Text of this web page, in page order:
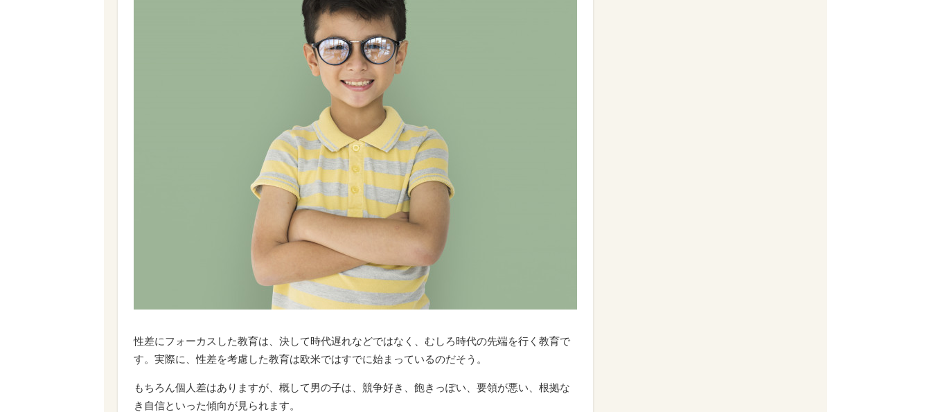
性差にフォーカスした教育は、決して時代遅れなどではなく、むしろ時代の先端を行く教育で
す。実際に、性差を考慮した教育は欧米ではすでに始まっているのだそう。
もちろん個人差はありますが、概して男の子は、競争好き、飽きっぽい、要領が悪い、根拠な
き自信といった傾向が見られます。